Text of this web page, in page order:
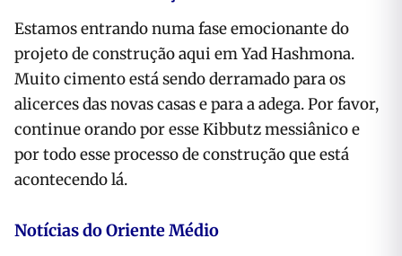
Estamos entrando numa fase emocionante do
projeto de construção aqui em Yad Hashmona.
Muito cimento está sendo derramado para os
alicerces das novas casas e para a adega. Por favor,
continue orando por esse Kibbutz messiânico e
por todo esse processo de construção que está
acontecendo lá.
Notícias do Oriente Médio